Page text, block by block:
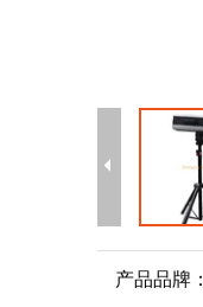
产品品牌：